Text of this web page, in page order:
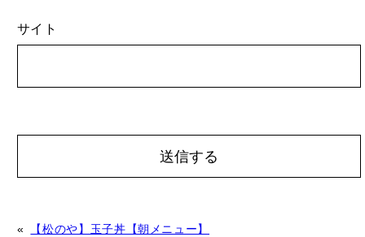
サイト
«
【松のや】玉子丼【朝メニュー】